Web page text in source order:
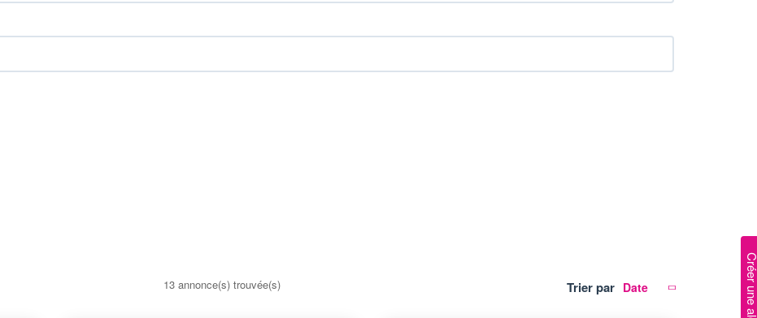
Créer
13 annonce(s) trouvée(s) Trier par